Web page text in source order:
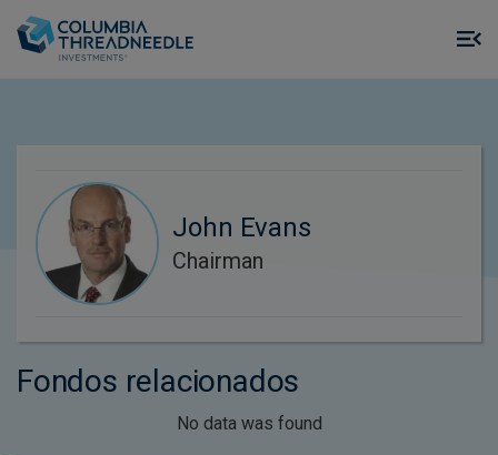
John Evans
Chairman
Fondos relacionados
No data was found